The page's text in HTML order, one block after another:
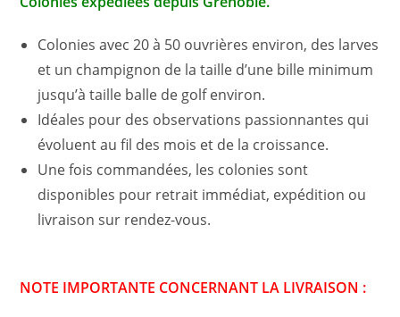
Colonies avec 20 à 50 ouvrières environ, des larves
et un champignon de la taille d’une bille minimum
jusqu’à taille balle de golf environ.
Idéales pour des observations passionnantes qui
évoluent au fil des mois et de la croissance.
Une fois commandées, les colonies sont
disponibles pour retrait immédiat, expédition ou
livraison sur rendez-vous.
NOTE IMPORTANTE CONCERNANT LA LIVRAISON :